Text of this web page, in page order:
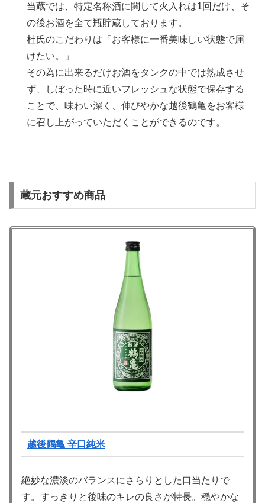
当蔵では、特定名称酒に関して火入れは1回だけ、そ
の後お酒を全て瓶貯蔵しております。
杜氏のこだわりは「お客様に一番美味しい状態で届
けたい。」
その為に出来るだけお酒をタンクの中では熟成させ
ず、しぼった時に近いフレッシュな状態で保存する
ことで、味わい深く、伸びやかな越後鶴亀をお客様
に召し上がっていただくことができるのです。
蔵元おすすめ商品
越後鶴亀 辛口純米
絶妙な濃淡のバランスにさらりとした口当たりで
す。すっきりと後味のキレの良さが特長。穏やかな